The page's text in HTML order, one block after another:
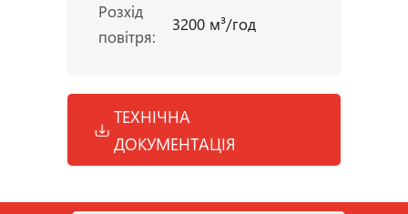
Розхід
повітря:
3200 м³/год
ТЕХНІЧНА
ДОКУМЕНТАЦІЯ